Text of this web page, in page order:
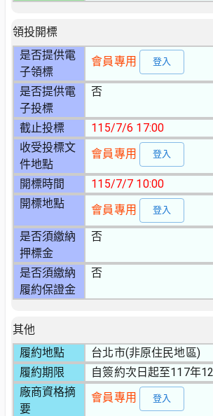
領投開標
是否提供電
子領標
會員專用 登入
是否提供電
子投標
否
截止投標
115/7/6 17:00
收受投標文
件地點
會員專用 登入
開標時間
115/7/7 10:00
開標地點
會員專用 登入
是否須繳納
押標金
否
是否須繳納
履約保證金
否
其他
履約地點
台北市(非原住民地區)
履約期限
自簽約次日起至117年
廠商資格摘
要
會員專用 登入